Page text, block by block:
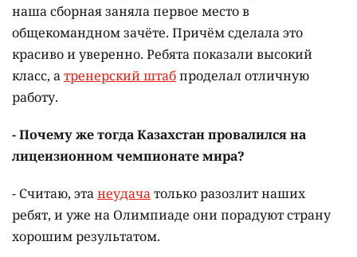
наша сборная заняла первое место в
общекомандном зачёте. Причём сделала это
красиво и уверенно. Ребята показали высокий
класс, атренерский штабпроделал отличную
работу.
- Почему же тогда Казахстан провалился на
лицензионном чемпионате мира?
- Считаю, этанеудачатолько разозлит наших
ребят, и уже на Олимпиаде они порадуют страну
хорошим результатом.